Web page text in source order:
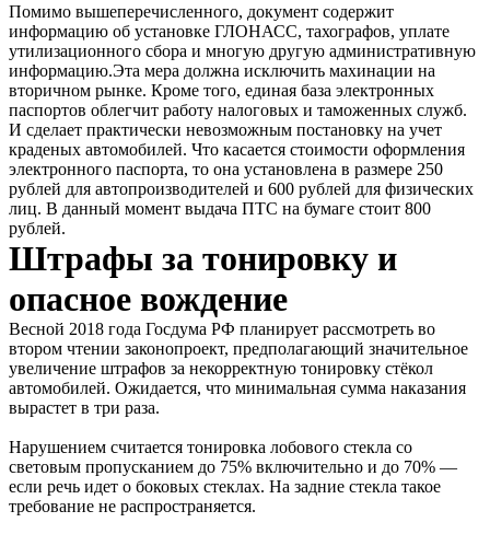
Помимо вышеперечисленного, документ содержит
информацию об установке ГЛОНАСС, тахографов, уплате
утилизационного сбора и многую другую административную
информацию.Эта мера должна исключить махинации на
вторичном рынке. Кроме того, единая база электронных
паспортов облегчит работу налоговых и таможенных служб.
И сделает практически невозможным постановку на учет
краденых автомобилей. Что касается стоимости оформления
электронного паспорта, то она установлена в размере 250
рублей для автопроизводителей и 600 рублей для физических
лиц. В данный момент выдача ПТС на бумаге стоит 800
рублей.
Штрафы за тонировку и
опасное вождение
Весной 2018 года Госдума РФ планирует рассмотреть во
втором чтении законопроект, предполагающий значительное
увеличение штрафов за некорректную тонировку стёкол
автомобилей. Ожидается, что минимальная сумма наказания
вырастет в три раза.
Нарушением считается тонировка лобового стекла со
световым пропусканием до 75% включительно и до 70% —
если речь идет о боковых стеклах. На задние стекла такое
требование не распространяется.